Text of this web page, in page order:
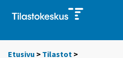
Etusivu > Tilastot >